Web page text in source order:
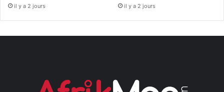
il y a 2 jours il y a 2 jours